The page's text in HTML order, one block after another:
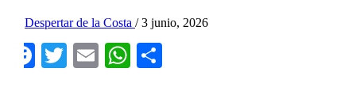
Despertar de la Costa / 3 junio, 2026
Facebook
TwitterEmailWhatsApp